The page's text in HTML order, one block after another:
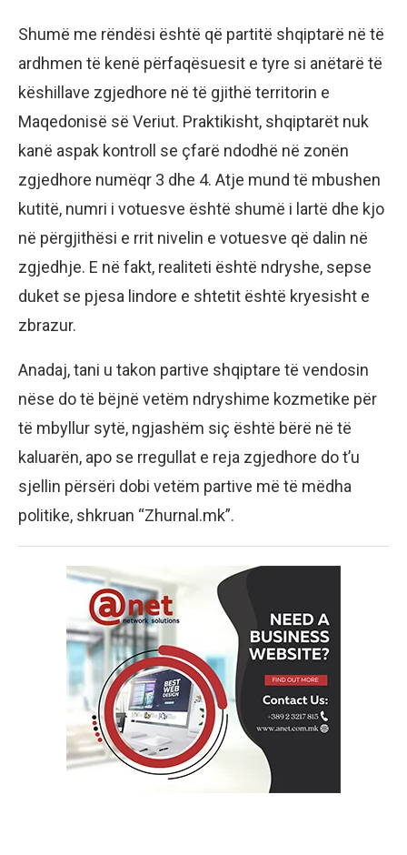
Shumë me rëndësi është që partitë shqiptarë në të
ardhmen të kenë përfaqësuesit e tyre si anëtarë të
këshillave zgjedhore në të gjithë territorin e
Maqedonisë së Veriut. Praktikisht, shqiptarët nuk
kanë aspak kontroll se çfarë ndodhë në zonën
zgjedhore numëqr 3 dhe 4. Atje mund të mbushen
kutitë, numri i votuesve është shumë i lartë dhe kjo
në përgjithësi e rrit nivelin e votuesve që dalin në
zgjedhje. E në fakt, realiteti është ndryshe, sepse
duket se pjesa lindore e shtetit është kryesisht e
zbrazur.
Anadaj, tani u takon partive shqiptare të vendosin
nëse do të bëjnë vetëm ndryshime kozmetike për
të mbyllur sytë, ngjashëm siç është bërë në të
kaluarën, apo se rregullat e reja zgjedhore do t’u
sjellin përsëri dobi vetëm partive më të mëdha
politike, shkruan “Zhurnal.mk”.